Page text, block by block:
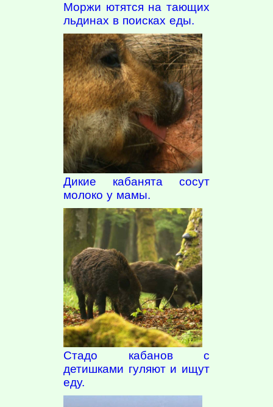
Моржи ютятся на тающих
льдинах в поисках еды.
Дикие кабанята сосут
молоко у мамы.
Стадо кабанов с
детишками гуляют и ищут
еду.